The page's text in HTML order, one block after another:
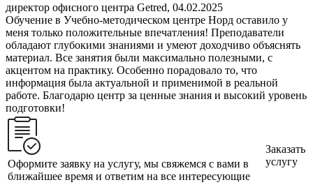
директор офисного центра Getred, 04.02.2025
Обучение в Учебно-методическом центре Норд оставило у
меня только положительные впечатления! Преподаватели
обладают глубокими знаниями и умеют доходчиво объяснять
материал. Все занятия были максимально полезными, с
акцентом на практику. Особенно порадовало то, что
информация была актуальной и применимой в реальной
работе. Благодарю центр за ценные знания и высокий уровень
подготовки!
Оформите заявку на услугу, мы свяжемся с вами в
ближайшее время и ответим на все интересующие
Заказать
услугу